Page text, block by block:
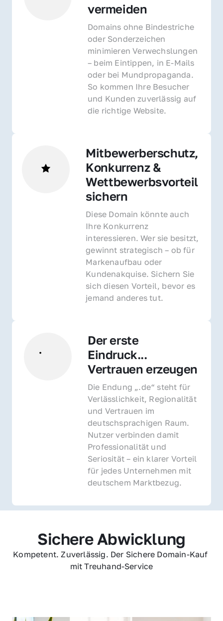
vermeiden
Domains ohne Bindestriche
oder Sonderzeichen
minimieren Verwechslungen
– beim Eintippen, in E-Mails
oder bei Mundpropaganda.
So kommen Ihre Besucher
und Kunden zuverlässig auf
die richtige Website.
Mitbewerberschutz,
Konkurrenz &
Wettbewerbsvorteil
sichern
Diese Domain könnte auch
Ihre Konkurrenz
interessieren. Wer sie besitzt,
gewinnt strategisch – ob für
Markenaufbau oder
Kundenakquise. Sichern Sie
sich diesen Vorteil, bevor es
jemand anderes tut.
Der erste
Eindruck...
Vertrauen erzeugen
Die Endung „.de“ steht für
Verlässlichkeit, Regionalität
und Vertrauen im
deutschsprachigen Raum.
Nutzer verbinden damit
Professionalität und
Seriosität – ein klarer Vorteil
für jedes Unternehmen mit
deutschem Marktbezug.
Sichere Abwicklung
Kompetent. Zuverlässig. Der Sichere Domain-Kauf
mit Treuhand-Service